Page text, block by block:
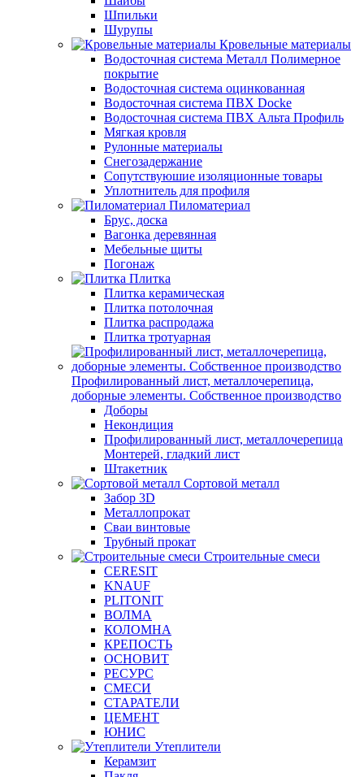
Шпильки
Шурупы
Кровельные материалы
Водосточная система Металл Полимерное
покрытие
Водосточная система оцинкованная
Водосточная система ПВХ Docke
Водосточная система ПВХ Альта Профиль
Мягкая кровля
Рулонные материалы
Снегозадержание
Сопутствуюшие изоляционные товары
Уплотнитель для профиля
Пиломатериал
Брус, доска
Вагонка деревянная
Мебельные щиты
Погонаж
Плитка
Плитка керамическая
Плитка потолочная
Плитка распродажа
Плитка тротуарная
Профилированный лист, металлочерепица,
доборные элементы. Собственное производство
Доборы
Некондиция
Профилированный лист, металлочерепица
Монтерей, гладкий лист
Штакетник
Сортовой металл
Забор 3D
Металлопрокат
Сваи винтовые
Трубный прокат
Строительные смеси
CERESIT
KNAUF
PLITONIT
ВОЛМА
КОЛОМНА
КРЕПОСТЬ
ОСНОВИТ
РЕСУРС
СМЕСИ
СТАРАТЕЛИ
ЦЕМЕНТ
ЮНИС
Утеплители
Керамзит